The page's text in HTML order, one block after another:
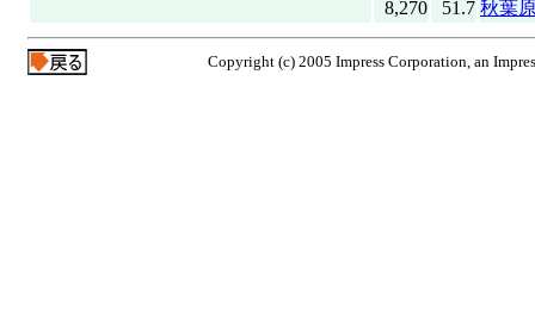
8,270 51.7 秋葉
Copyright (c) 2005 Impress Corporation, an